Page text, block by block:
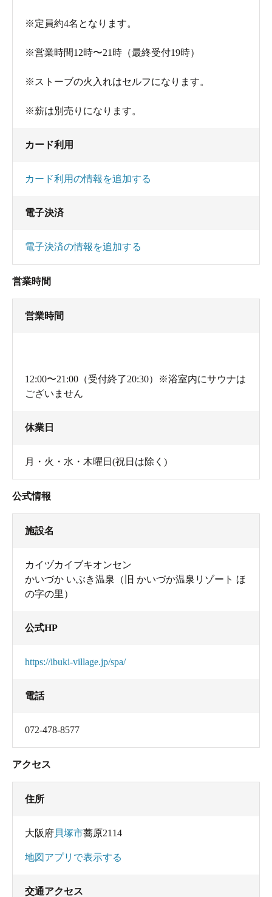
※定員約4名となります。
※営業時間12時〜21時（最終受付19時）
※ストーブの火入れはセルフになります。
※薪は別売りになります。
カード利用
カード利用の情報を追加する
電子決済
電子決済の情報を追加する
営業時間
営業時間
12:00〜21:00（受付終了20:30）※浴室内にサウナは
ございません
休業日
月・火・水・木曜日(祝日は除く)
公式情報
施設名
カイヅカイブキオンセン
かいづか いぶき温泉（旧 かいづか温泉リゾート ほ
の字の里）
公式HP
https://ibuki-village.jp/spa/
電話
072-478-8577
アクセス
住所
大阪府貝塚市蕎原2114
地図アプリで表示する
交通アクセス